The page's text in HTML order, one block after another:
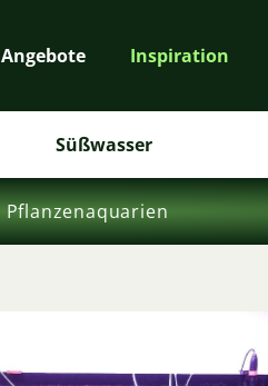
Angebote Inspiration
Süßwasser
Pflanzenaquarien